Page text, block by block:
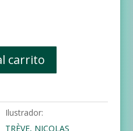
carrito
Ilustrador:
TRÈVE, NICOLAS